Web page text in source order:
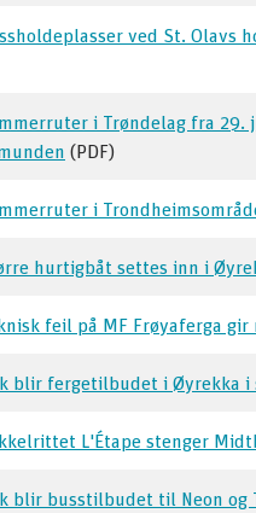
ved St. Olavs
i Trøndelag fra 29.
(PDF)
i
hurtigbåt settes inn i
feil på MF Frøyaferga
blir fergetilbudet i Øyrekka i
L'Étape stenger
blir busstilbudet til Neon og